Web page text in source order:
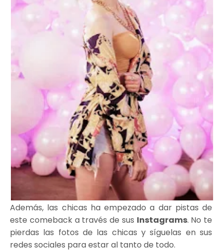
Además, las chicas ha empezado a dar pistas de
este comeback a través de sus Instagrams. No te
pierdas las fotos de las chicas y síguelas en sus
redes sociales para estar al tanto de todo.